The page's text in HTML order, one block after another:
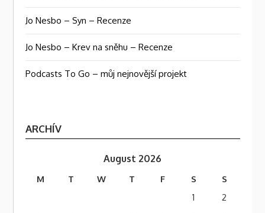
Jo Nesbo – Syn – Recenze
Jo Nesbo – Krev na sněhu – Recenze
Podcasts To Go – můj nejnovější projekt
ARCHÍV
August 2026
M T W T F S
S
1
2